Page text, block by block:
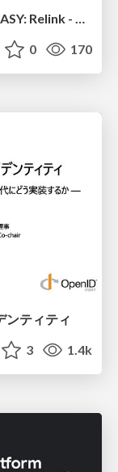
【CEDEC2026】『GRANBLUE FANTASY: Relink - Endless Ragnarok』のバトル制作事例 ～最高のキャラゲーを目指して～
0 170
ンティティ
3 1.4k